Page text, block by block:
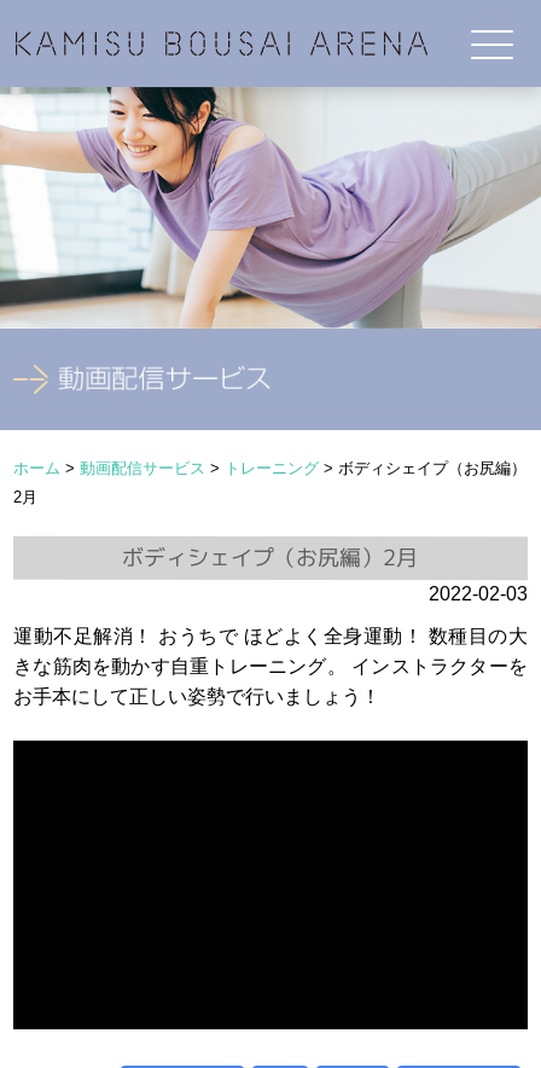
ホーム >動画配信サービス > トレーニング >ボディシェイプ（お尻編）
2月
ボディシェイプ（お尻編）2月
2022-02-03
運動不足解消！ おうちで ほどよく全身運動！ 数種目の大
きな筋肉を動かす自重トレーニング。 インストラクターを
お手本にして正しい姿勢で行いましょう！